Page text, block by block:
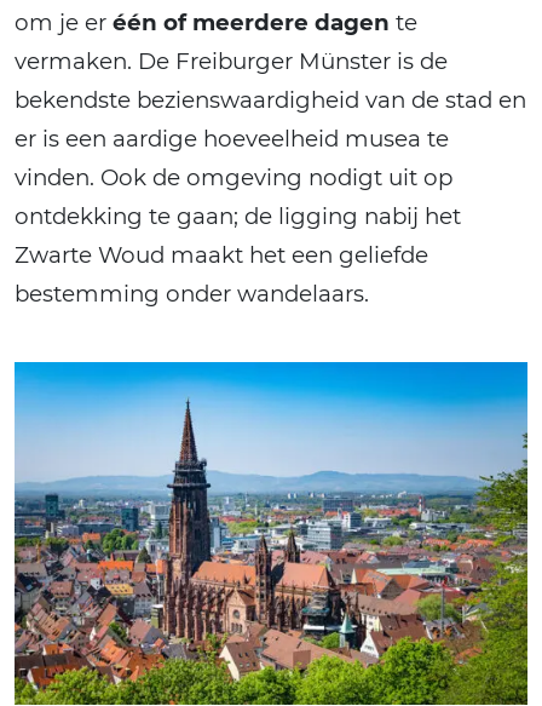
om je er één of meerdere dagen te
vermaken. De Freiburger Münster is de
bekendste bezienswaardigheid van de stad en
er is een aardige hoeveelheid musea te
vinden. Ook de omgeving nodigt uit op
ontdekking te gaan; de ligging nabij het
Zwarte Woud maakt het een geliefde
bestemming onder wandelaars.